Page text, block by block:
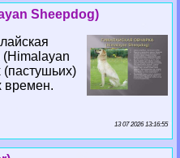
Sheepdog)
(Himalayan
времен.
13 07 2026 13:16:55